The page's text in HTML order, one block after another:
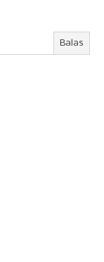
Balas